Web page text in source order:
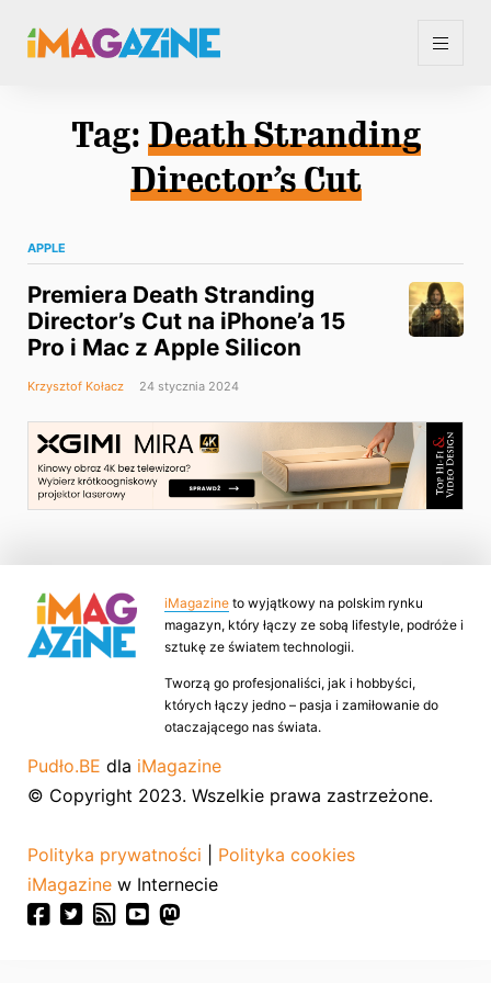
Tag: Death Stranding
Director’s Cut
APPLE
Premiera Death Stranding
Director’s Cut na iPhone’a 15
Pro i Mac z Apple Silicon
Krzysztof Kołacz 24 stycznia 2024
iMagazine to wyjątkowy na polskim rynku
magazyn, który łączy ze sobą lifestyle, podróże i
sztukę ze światem technologii.
Tworzą go profesjonaliści, jak i hobbyści,
których łączy jedno – pasja i zamiłowanie do
otaczającego nas świata.
Pudło.BE dla iMagazine
© Copyright 2023. Wszelkie prawa zastrzeżone.
Polityka prywatności
Polityka cookies
iMagazine w Internecie